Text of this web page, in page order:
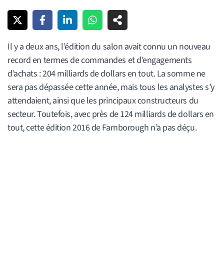
Il y a deux ans, l’édition du salon avait connu un nouveau
record en termes de commandes et d’engagements
d’achats : 204 milliards de dollars en tout. La somme ne
sera pas dépassée cette année, mais tous les analystes s’y
attendaient, ainsi que les principaux constructeurs du
secteur. Toutefois, avec près de 124 milliards de dollars en
tout, cette édition 2016 de Farnborough n’a pas déçu.